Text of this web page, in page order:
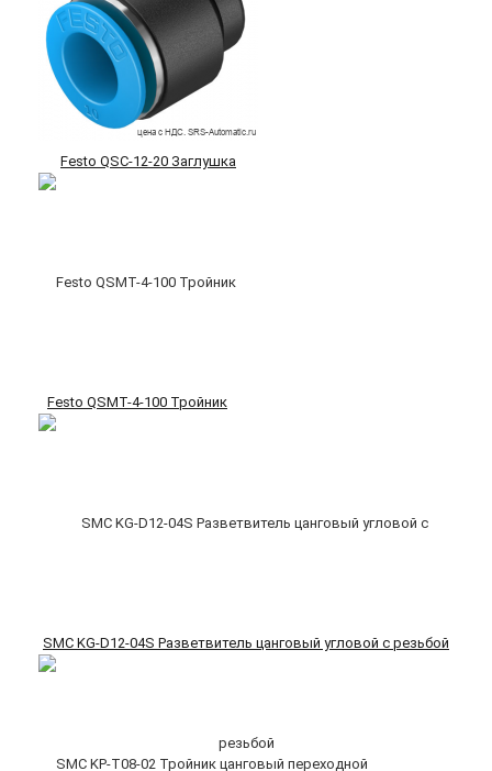
Festo QSC-12-20 Заглушка
Festo QSMT-4-100 Тройник
SMC KG-D12-04S Разветвитель цанговый угловой с резьбой